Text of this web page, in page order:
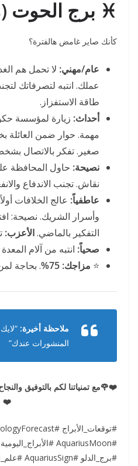
♓ برج الحوت (Pisces) – 🐟
كأنك صاير غامض هالفترة؟
عام/مهني: لا تحمل هم
عملك. انتبه لتصرفاتك
طاقة الاستفزاز.
أحداث: زيارة لمؤسسة
مهمة. حوار ضمن
صغير. تفكر بالاتصال
نصيحة: حاول المحافظة
نقاش. تجنب الاندفاع
عاطفياً: عالج الخلافات
وأسرار الشريك. نصيحة:
التفكير بالماضي.الأعزب:
صحياً: انتبه من آلام
⭐ مزاجك: 75% . بحاجة
ملاحظة أخيرة:
المنشورات عندك”
❤️